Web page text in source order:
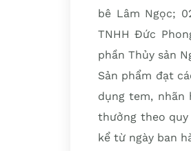
bê Lâm Ngọc;
TNHH Đức
phần Thủy sản
Sản phẩm đạt
dụng tem, nhãn
thưởng theo
kể từ ngày ban